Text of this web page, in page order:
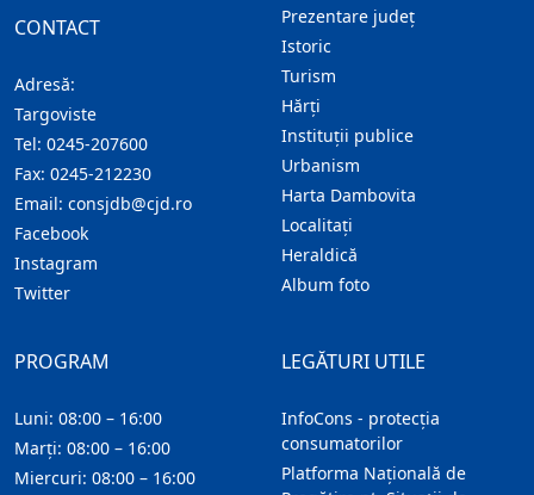
CONTACT
Adresă:
Targoviste
Tel: 0245-207600
Fax: 0245-212230
Email: consjdb@cjd.ro
Facebook
Instagram
Twitter
Prezentare judeţ
Istoric
Turism
Hărţi
Instituţii publice
Urbanism
Harta Dambovita
Localitaţi
Heraldică
Album foto
LEGĂTURI UTILE
InfoCons - protecția
consumatorilor
Platforma Națională de
PROGRAM
Luni: 08:00 – 16:00
Marți: 08:00 – 16:00
Miercuri: 08:00 – 16:00